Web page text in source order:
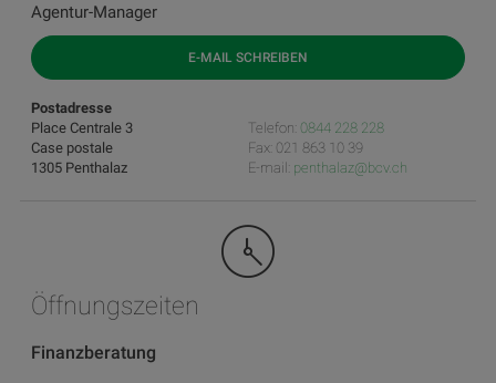
Agentur-Manager
E-MAIL SCHREIBEN
Postadresse
Place Centrale 3
Case postale
1305 Penthalaz
Telefon: 0844 228 228
Fax: 021 863 10 39
E-mail: penthalaz@bcv.ch
Öffnungszeiten
Finanzberatung